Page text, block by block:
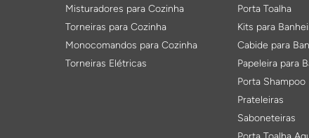
Misturadores para Cozinha
Torneiras para Cozinha
Monocomandos para Cozinha
Torneiras Elétricas
Porta Toalha
Kits para
Cabide para
Papeleira para
Porta Shampoo
Prateleiras
Saboneteiras